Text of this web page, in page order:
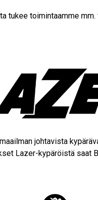
tukee toimintaamme
johtavista
Lazer-kypäröistä saat